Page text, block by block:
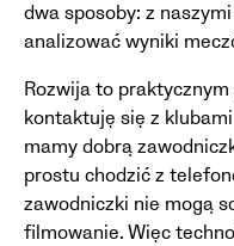
dwa sposoby: z
analizować wyniki
Rozwija to praktycznym
kontaktuję się z
mamy dobrą
prostu chodzić z
zawodniczki nie mogą
filmowanie. Więc